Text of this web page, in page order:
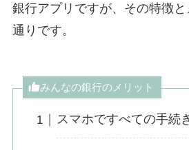
銀行アプリですが、その特徴
通りです。
みんなの銀行のメリット
スマホですべての手続